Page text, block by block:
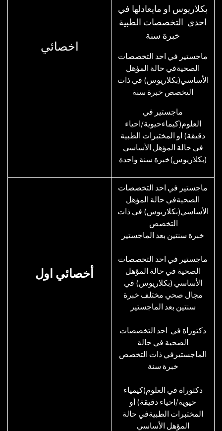
بكلاريوس او مايعادلها في
احدى التخصصات الطبية
خبرة سنة
​ماجستير في احد التخصصات
الصحيةفي حالة المؤهل
الأساسي(بكلاريوس) في ذات
التخصص خبرة سنة
​ماجستير في
العلوم(كيماءحيوية/احياء
دقيقة) او المختبرات الطبية
في حالة المؤهل الأساسي
(بكلاريوس)خبرة سنة واحدة
اخصائي
ماجستير في احد التخصصات
الصحيةفي حالة المؤهل
الأساسي(بكلاريوس) في ذات
التخصص
خبرة سنتين بعد الماجستير
ماجستير في احد التخصصات
الصحية في حالة المؤهل
الأساسي (بكلاريوس) في
مجال صحي مختلف خبرة
سنتين بعد الماجستير
دكتوراة في احد التخصصات
الصحية في حالة
الماجستيرفي ذات التخصص
خبرة سنة
دكتوراة في العلوم(كيمياء
حيوية/احياء دقيقة) أو
المختبرات الطبيةفي حالة
المؤهل الأساسي
أخصائي اول